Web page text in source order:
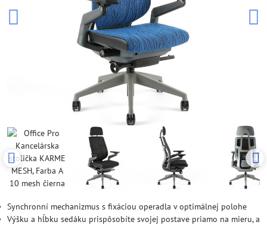
Synchronní mechanizmus s fixáciou operadla v optimálnej polohe
Výšku a hĺbku sedáku prispôsobíte svojej postave priamo na mieru, a